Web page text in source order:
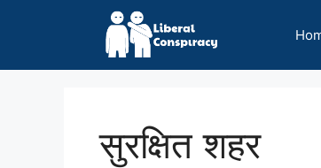
सुरक्षित शहर